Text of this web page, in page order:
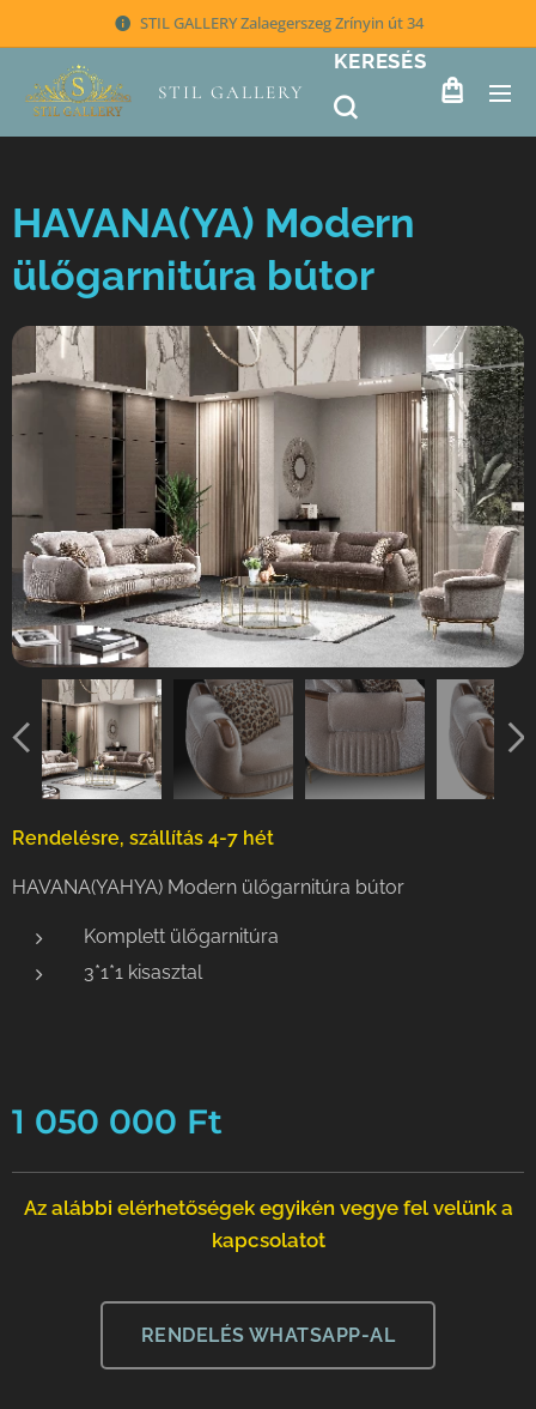
STIL GALLERY Zalaegerszeg Zrínyin út 34
STIL GALLERY
KERESÉS
HAVANA(YA) Modern
ülőgarnitúra bútor
Rendelésre, szállítás 4-7 hét
HAVANA(YAHYA) Modern ülőgarnitúra bútor
Komplett ülőgarnitúra
3*1*1 kisasztal
1 050 000 Ft
Az alábbi elérhetőségek egyikén vegye fel velünk a
kapcsolatot
RENDELÉS WHATSAPP-AL